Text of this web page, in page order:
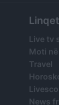
Linqet
Live tv
Moti
Travel
News